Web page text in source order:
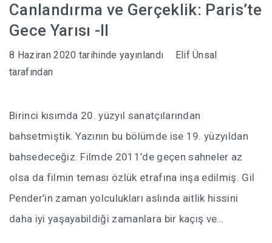
Canlandırma ve Gerçeklik: Paris’te
Gece Yarısı -II
8 Haziran 2020 tarihinde yayınlandı
Elif Ünsal
tarafından
Birinci kısımda 20. yüzyıl sanatçılarından
bahsetmiştik. Yazının bu bölümde ise 19. yüzyıldan
bahsedeceğiz. Filmde 2011’de geçen sahneler az
olsa da filmin teması özlük etrafına inşa edilmiş. Gil
Pender’in zaman yolculukları aslında aitlik hissini
daha iyi yaşayabildiği zamanlara bir kaçış ve…